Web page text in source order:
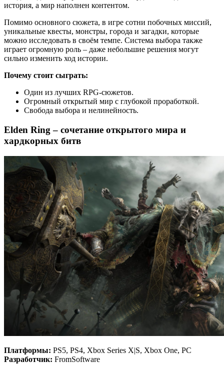
история, а мир наполнен контентом.
Помимо основного сюжета, в игре сотни побочных миссий,
уникальные квесты, монстры, города и загадки, которые
можно исследовать в своём темпе. Система выбора также
играет огромную роль – даже небольшие решения могут
сильно изменить ход истории.
Почему стоит сыграть:
Один из лучших RPG-сюжетов.
Огромный открытый мир с глубокой проработкой.
Свобода выбора и нелинейность.
Elden Ring – сочетание открытого мира и
хардкорных битв
Платформы: PS5, PS4, Xbox Series X|S, Xbox One, PC
Разработчик: FromSoftware